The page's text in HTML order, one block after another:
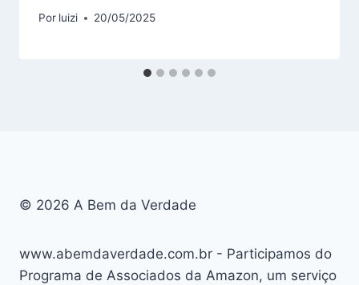
Por luizi 20/05/2025
© 2026 A Bem da Verdade
www.abemdaverdade.com.br - Participamos do
Programa de Associados da Amazon, um serviço